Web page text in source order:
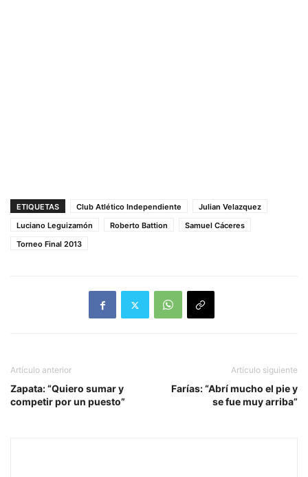
ETIQUETAS Club Atlético Independiente
Julian Velazquez
Luciano Leguizamón
Roberto Battion
Samuel Cáceres
Torneo Final 2013
Artículo anterior
Zapata: “Quiero sumar y
competir por un puesto”
Artículo siguiente
Farías: “Abrí mucho el pie y
se fue muy arriba”